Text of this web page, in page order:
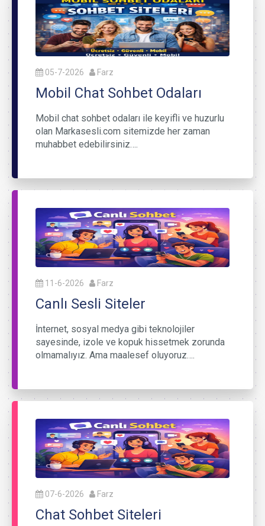
05-7-2026 Farz
Mobil Chat Sohbet Odaları
Mobil chat sohbet odaları ile keyifli ve huzurlu
olan Markasesli.com sitemizde her zaman
muhabbet edebilirsiniz….
11-6-2026 Farz
Canlı Sesli Siteler
İnternet, sosyal medya gibi teknolojiler
sayesinde, izole ve kopuk hissetmek zorunda
olmamalıyız. Ama maalesef oluyoruz….
07-6-2026 Farz
Chat Sohbet Siteleri